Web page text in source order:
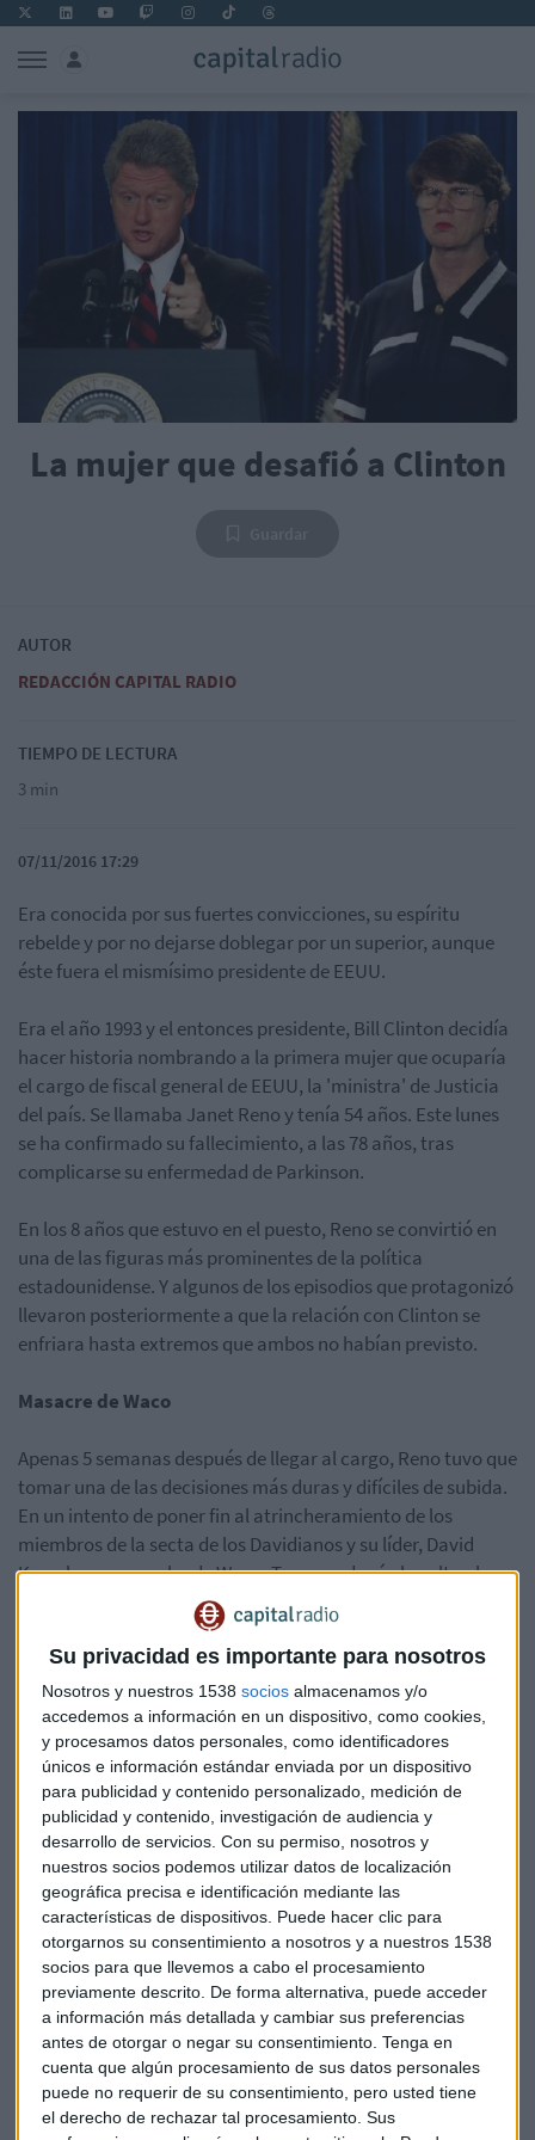
Su privacidad es importante para nosotros
Nosotros y nuestros 1538 socios almacenamos y/o
accedemos a información en un dispositivo, como cookies,
y procesamos datos personales, como identificadores
únicos e información estándar enviada por un dispositivo
para publicidad y contenido personalizado, medición de
publicidad y contenido, investigación de audiencia y
desarrollo de servicios. Con su permiso, nosotros y
nuestros socios podemos utilizar datos de localización
geográfica precisa e identificación mediante las
características de dispositivos. Puede hacer clic para
otorgarnos su consentimiento a nosotros y a nuestros 1538
socios para que llevemos a cabo el procesamiento
previamente descrito. De forma alternativa, puede acceder
a información más detallada y cambiar sus preferencias
antes de otorgar o negar su consentimiento. Tenga en
cuenta que algún procesamiento de sus datos personales
puede no requerir de su consentimiento, pero usted tiene
el derecho de rechazar tal procesamiento. Sus
La mujer que desafió a Clinton
AUTOR
REDACCIÓN CAPITAL RADIO
TIEMPO DE LECTURA
3 min
07/11/2016 17:29
Era conocida por sus fuertes convicciones, su espíritu
rebelde y por no dejarse doblegar por un superior, aunque
éste fuera el mismísimo presidente de EEUU.
Era el año 1993 y el entonces presidente, Bill Clinton decidía
hacer historia nombrando a la primera mujer que ocuparía
el cargo de fiscal general de EEUU, la 'ministra' de Justicia
del país. Se llamaba Janet Reno y tenía 54 años. Este lunes
se ha confirmado su fallecimiento, a las 78 años, tras
complicarse su enfermedad de Parkinson.
En los 8 años que estuvo en el puesto, Reno se convirtió en
una de las figuras más prominentes de la política
estadounidense. Y algunos de los episodios que protagonizó
llevaron posteriormente a que la relación con Clinton se
enfriara hasta extremos que ambos no habían previsto.
Masacre de Waco
Apenas 5 semanas después de llegar al cargo, Reno tuvo que
tomar una de las decisiones más duras y difíciles de subida.
En un intento de poner fin al atrincheramiento de los
miembros de la secta de los Davidianos y su líder, David
Koresh en un rancho de Waco, Texas, ordenó el asalto al
complejo. El resultado: alrededor de ocho decenas de
muertos, entre ellos mujeres y niños, por un incendio cuya
causas no llegaron a esclarecerse.
En el Congreso de EEUU, meses después, Reno defendió su
decisión y la actuación del FBI, alegando que la situación en
el interior del rancho después de casi dos meses de cerco se
había vuelto muy peligrosa sobre todo para los niños.
Fue dos años después, en 1995, cuando Reno supo que tenía
Parkinson, aunque, a pesar de las críticas, demostró que
podría ejercer sus funciones sin problemas. En los años de
su mandato, fue conocida también por detener y condenar
a los responsables de la masacre en un edificio federal en
Oklahoma.
Alejamiento de Clinton
En el año 2000 tomó una de sus decisiones más polémicas.